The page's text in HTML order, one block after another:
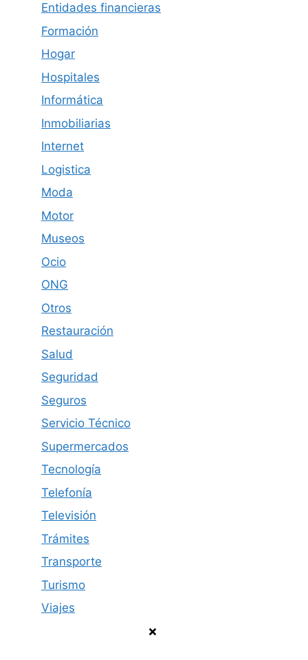
Entidades financieras
Formación
Hogar
Hospitales
Informática
Inmobiliarias
Internet
Logistica
Moda
Motor
Museos
Ocio
ONG
Otros
Restauración
Salud
Seguridad
Seguros
Servicio Técnico
Supermercados
Tecnología
Telefonía
Televisión
Trámites
Transporte
Turismo
Viajes